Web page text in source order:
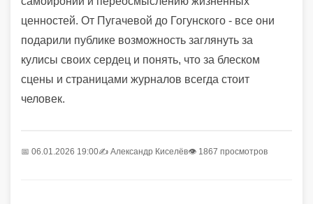
ценностей. От Пугачевой до Гогунского - все они
подарили публике возможность заглянуть за
кулисы своих сердец и понять, что за блеском
сцены и страницами журналов всегда стоит
человек.
📅 06.01.2026 19:00✍️ Александр Киселёв👁 1867 просмотров